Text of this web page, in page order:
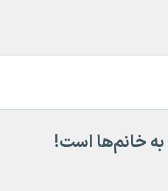
به خانم‌ها است!